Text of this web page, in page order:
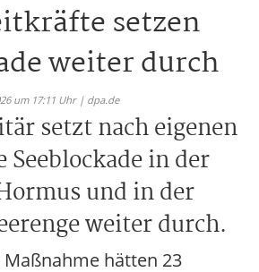
setzen
weiter durch
um 17:11 Uhr | dpa.de
setzt nach eigenen
Seeblockade in der
und in der
weiter durch.
Maßnahme hätten 23